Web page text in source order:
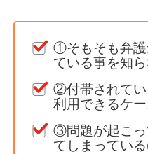
①そもそも弁護
ている事を知
②付帯されてい
利用できるケ
③問題が起こっ
てしまってい